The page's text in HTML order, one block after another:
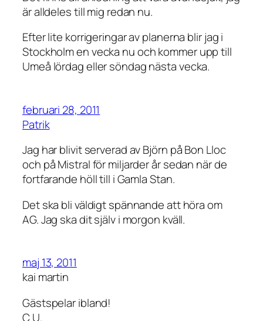
är alldeles till mig redan nu.
Efter lite korrigeringar av planerna blir jag i
Stockholm en vecka nu och kommer upp till
Umeå lördag eller söndag nästa vecka.
februari 28, 2011
Patrik
Jag har blivit serverad av Björn på Bon Lloc
och på Mistral för miljarder år sedan när de
fortfarande höll till i Gamla Stan.
Det ska bli väldigt spännande att höra om
AG. Jag ska dit själv i morgon kväll.
maj 13, 2011
kai martin
Gästspelar ibland!
C U.